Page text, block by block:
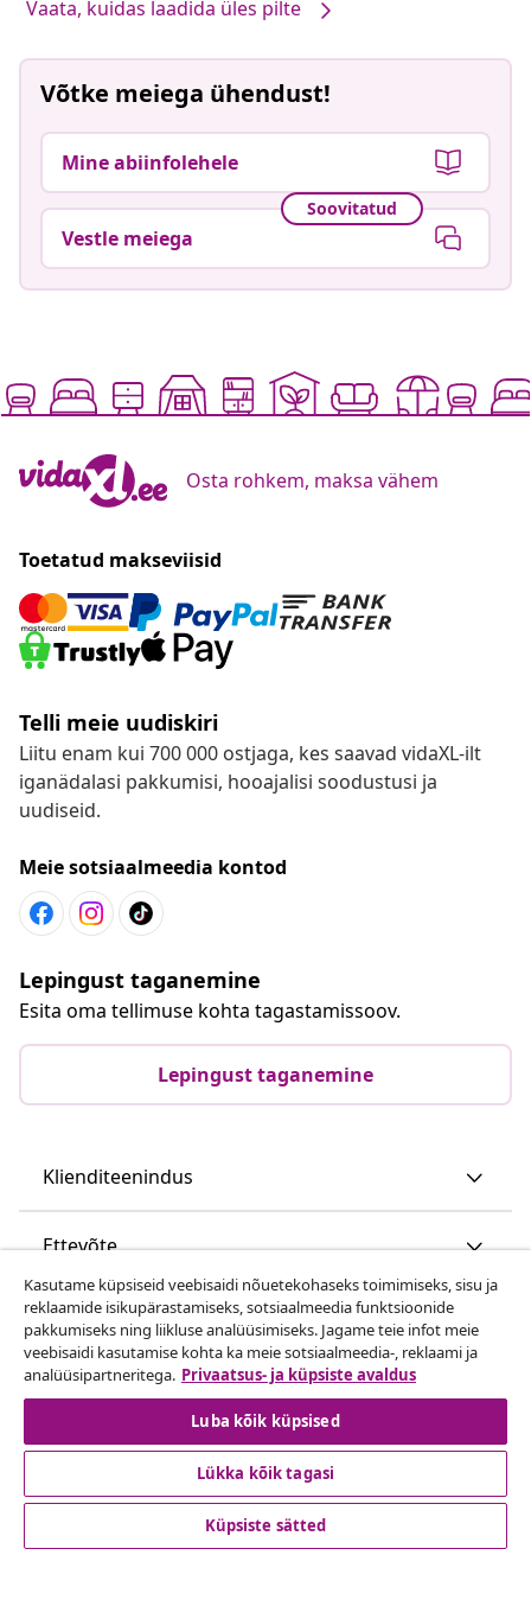
Vaata, kuidas laadida üles pilte
Võtke meiega ühendust!
Mine abiinfolehele
Soovitatud
Vestle meiega
Osta rohkem, maksa vähem
Toetatud makseviisid
Telli meie uudiskiri
Liitu enam kui 700 000 ostjaga, kes saavad vidaXL-ilt
iganädalasi pakkumisi, hooajalisi soodustusi ja
uudiseid.
Meie sotsiaalmeedia kontod
Lepingust taganemine
Esita oma tellimuse kohta tagastamissoov.
Lepingust taganemine
Klienditeenindus
Ettevõte
vidaXL
Vaata rohkem
Kasutame küpsiseid veebisaidi nõuetekohaseks toimimiseks, sisu ja
reklaamide isikupärastamiseks, sotsiaalmeedia funktsioonide
pakkumiseks ning liikluse analüüsimiseks. Jagame teie infot meie
veebisaidi kasutamise kohta ka meie sotsiaalmeedia-, reklaami ja
analüüsipartneritega. Privaatsus- ja küpsiste avaldus
Luba kõik küpsised
Lükka kõik tagasi
Küpsiste sätted